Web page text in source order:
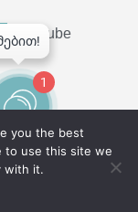
Youtube
1
you the best
to use this site we
with it.